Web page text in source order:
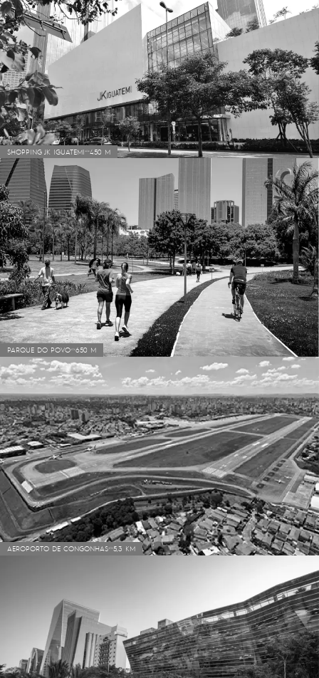
SHOPPING JK IGUATEMI 450 M
PARQUE DO POVO 650 M
AEROPORTO DE CONGONHAS 5,3 KM